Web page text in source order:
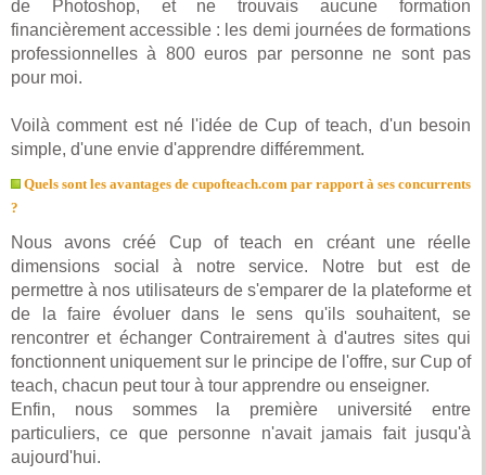
de Photoshop, et ne trouvais aucune formation
financièrement accessible : les demi journées de formations
professionnelles à 800 euros par personne ne sont pas
pour moi.
Voilà comment est né l'idée de Cup of teach, d'un besoin
simple, d'une envie d'apprendre différemment.
Quels sont les avantages de cupofteach.com par rapport à ses concurrents
?
Nous avons créé Cup of teach en créant une réelle
dimensions social à notre service. Notre but est de
permettre à nos utilisateurs de s'emparer de la plateforme et
de la faire évoluer dans le sens qu'ils souhaitent, se
rencontrer et échanger Contrairement à d'autres sites qui
fonctionnent uniquement sur le principe de l'offre, sur Cup of
teach, chacun peut tour à tour apprendre ou enseigner.
Enfin, nous sommes la première université entre
particuliers, ce que personne n'avait jamais fait jusqu'à
aujourd'hui.